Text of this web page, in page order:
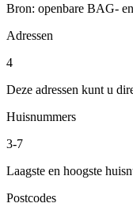
Bron: openbare BAG-
Adressen
4
Deze adressen kunt u
Huisnummers
3-7
Laagste en hoogste
Postcodes